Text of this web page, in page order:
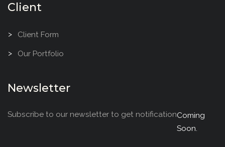
Client
Client Form
Our Portfolio
Newsletter
Subscribe to our newsletter to get notificationComing
Soon.